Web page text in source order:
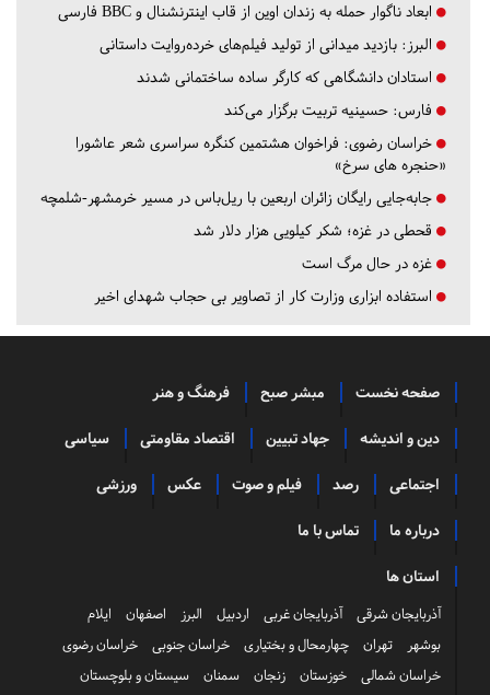
ابعاد ناگوار حمله به زندان اوین از قاب اینترنشنال و BBC فارسی
البرز: بازدید میدانی از تولید فیلم‌های خرده‌روایت داستانی
استادان دانشگاهی که کارگر ساده ساختمانی شدند
فارس: حسینیه تربیت برگزار می‌کند
خراسان رضوی: فراخوان هشتمین کنگره سراسری شعر عاشورا
«حنجره های سرخ»
جابه‌جایی رایگان زائران اربعین با ریل‌باس در مسیر خرمشهر-شلمچه
قحطی در غزه؛ شکر کیلویی هزار دلار شد
غزه در حال مرگ است
استفاده ابزاری وزارت کار از تصاویر بی حجاب شهدای اخیر
صفحه نخست مبشر صبح فرهنگ و هنر
دین و اندیشه جهاد تبیین اقتصاد مقاومتی سیاسی
اجتماعی رصد فیلم و صوت عکس ورزشی
درباره ما تماس با ما
استان ها
آذربایجان شرقی آذربایجان غربی اردبیل البرز اصفهان
ایلام
بوشهر
تهران چهارمحال و بختیاری خراسان جنوبی
خراسان رضوی
خراسان شمالی
خوزستان زنجان سمنان
سیستان و بلوچستان